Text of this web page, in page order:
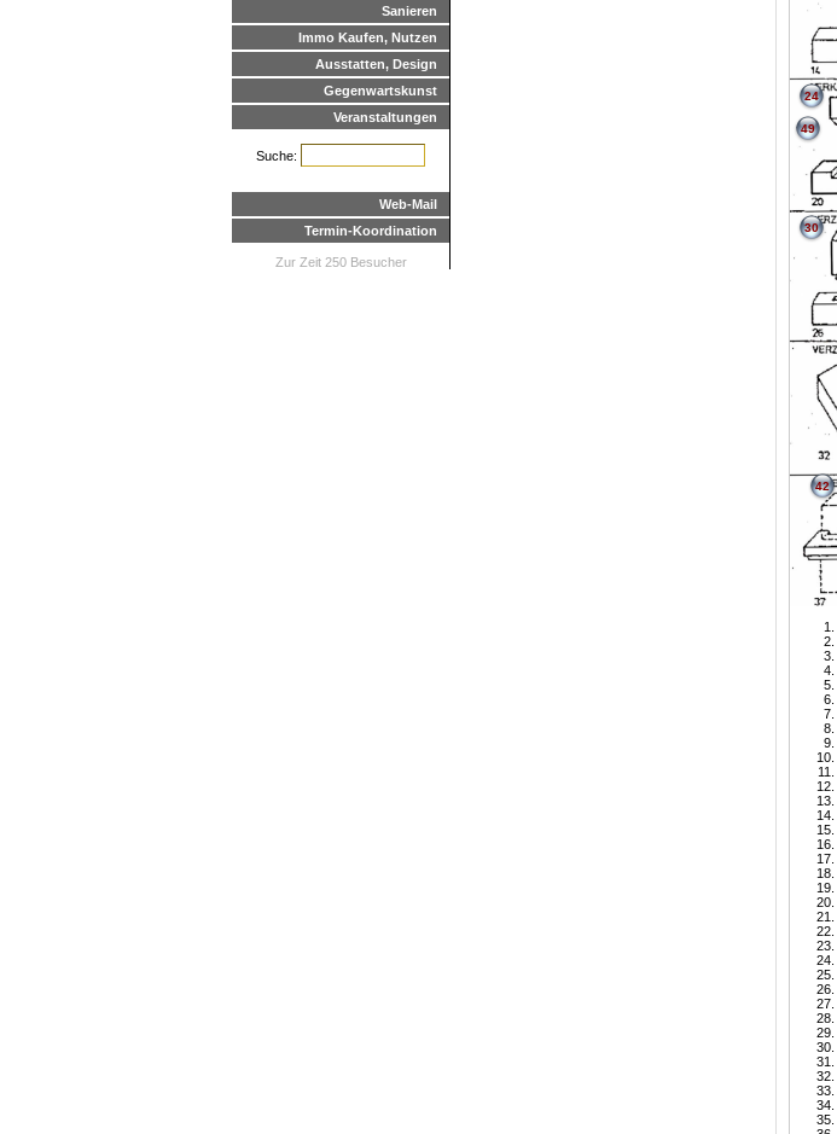
Sanieren
Immo Kaufen, Nutzen
Ausstatten, Design
Gegenwartskunst
Veranstaltungen
Suche:
Web-Mail
Termin-Koordination
Zur Zeit 250 Besucher
24
30
42
49